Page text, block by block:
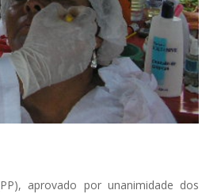
aprovado por unanimidade dos